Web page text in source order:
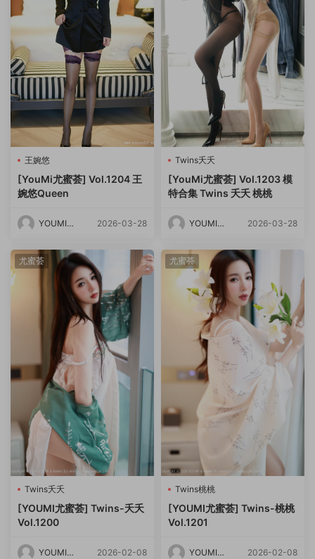
王婉悠
[YouMi尤蜜荟] Vol.1204 王
婉悠Queen
YOUMI尤
2026-03-28
Twins夭夭
[YouMi尤蜜荟] Vol.1203 模
特合集 Twins 夭夭 桃桃
YOUMI尤
2026-03-28
尤蜜荟
Twins夭夭
[YOUMI尤蜜荟] Twins-夭夭
Vol.1200
YOUMI尤
2026-02-08
尤蜜荟
Twins桃桃
[YOUMI尤蜜荟] Twins-桃桃
Vol.1201
YOUMI尤
2026-02-08